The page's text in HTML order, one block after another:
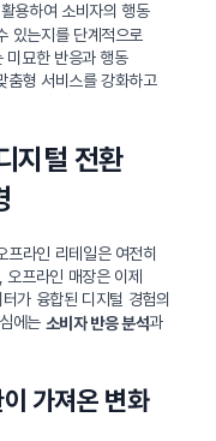
용하여 소비자의 행동
있는지를 단계적으로
미묘한 반응과 행동
춤형 서비스를 강화하고
지털 전환
라인 리테일은 여전히
프라인 매장은 이제
가 융합된 디지털 경험의
에는 소비자 반응 분석과
가져온 변화